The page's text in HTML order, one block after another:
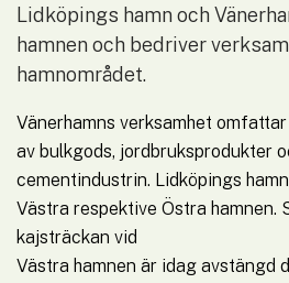
Lidköpings hamn och
hamnen och bedriver
hamnområdet.
Vänerhamns verksamhet
av bulkgods, jordbruksprodukter
cementindustrin. Lidköpings
Västra respektive Östra hamnen.
kajsträckan vid
Västra hamnen är idag avstängd